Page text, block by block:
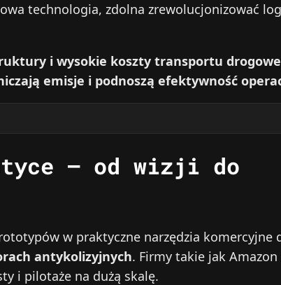
technologia, zdolna zrewolucjonizować
i wysokie koszty transportu
emisje i podnoszą efektywność
– od wizji do
w praktyczne narzędzia komercyjne
antykolizyjnych. Firmy takie jak Amazon
i pilotaże na dużą skalę.